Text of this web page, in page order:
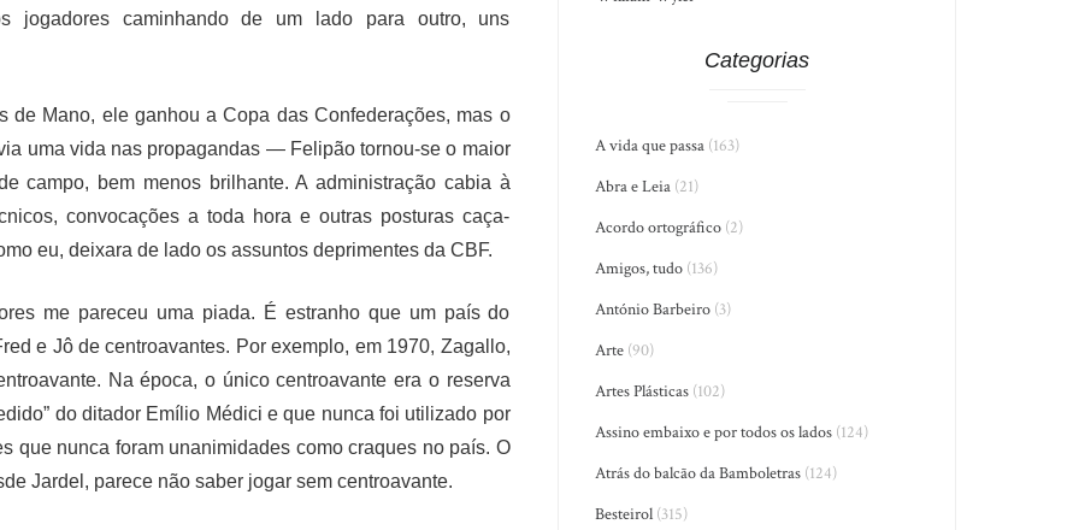
jogadores caminhando de um lado para outro, uns
de Mano, ele ganhou a Copa das Confederações, mas o
uma vida nas propagandas — Felipão tornou-se o maior
campo, bem menos brilhante. A administração cabia à
convocações a toda hora e outras posturas caça-
eu, deixara de lado os assuntos deprimentes da CBF.
me pareceu uma piada. É estranho que um país do
e Jô de centroavantes. Por exemplo, em 1970, Zagallo,
Na época, o único centroavante era o reserva
do ditador Emílio Médici e que nunca foi utilizado por
que nunca foram unanimidades como craques no país. O
Jardel, parece não saber jogar sem centroavante.
Categorias
A vida que passa (163)
Abra e Leia (21)
Acordo ortográfico (2)
Amigos, tudo (136)
António Barbeiro (3)
Arte (90)
Artes Plásticas (102)
Assino embaixo e por todos os lados (124)
Atrás do balcão da Bamboletras (124)
Besteirol (315)